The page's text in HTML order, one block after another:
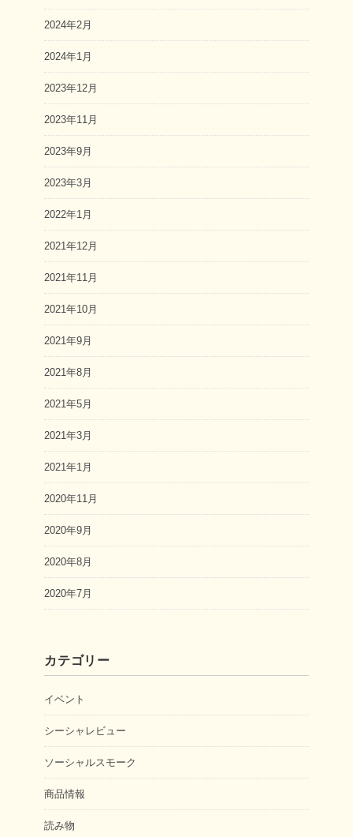
2024年2月
2024年1月
2023年12月
2023年11月
2023年9月
2023年3月
2022年1月
2021年12月
2021年11月
2021年10月
2021年9月
2021年8月
2021年5月
2021年3月
2021年1月
2020年11月
2020年9月
2020年8月
2020年7月
カテゴリー
イベント
シーシャレビュー
ソーシャルスモーク
商品情報
読み物